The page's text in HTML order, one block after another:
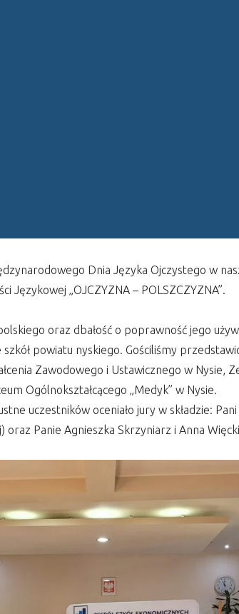
Dnia Języka Ojczystego w
Językowej „OJCZYZNA – POLSZCZYZNA”.
oraz dbałość o poprawność jego
powiatu nyskiego. Gościliśmy
Zawodowego i Ustawicznego w Nysie,
Ogólnokształcącego „Medyk” w Nysie.
uczestników oceniało jury w składzie: Pani
Panie Agnieszka Skrzyniarz i Anna